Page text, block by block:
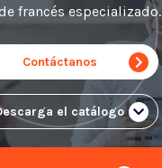
francés especializado.
Contáctanos
el catálogo